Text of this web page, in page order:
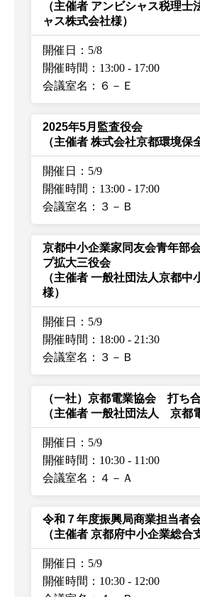
（主催者 アンビシャス税理士
ャス株式会社様）
開催日：5/8
開催時間：13:00 - 17:00
会議室名：６－Ｅ
2025年5月監査役会
（主催者 株式会社京都環境保
開催日：5/9
開催時間：13:00 - 17:00
会議室名：３－Ｂ
京都中小企業家同友会青年部
プ拡大三役会
（主催者 一般社団法人京都中
様）
開催日：5/9
開催時間：18:00 - 21:30
会議室名：３－Ｂ
（一社）京都電業協会 打ち
（主催者 一般社団法人 京都
開催日：5/9
開催時間：10:30 - 11:00
会議室名：４－Ａ
令和７年度振興局商業担当者
（主催者 京都府中小企業総合
開催日：5/9
開催時間：10:30 - 12:00